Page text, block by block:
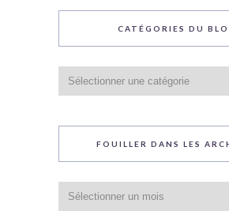
CATÉGORIES DU
du
blog
FOUILLER DANS LES
dans